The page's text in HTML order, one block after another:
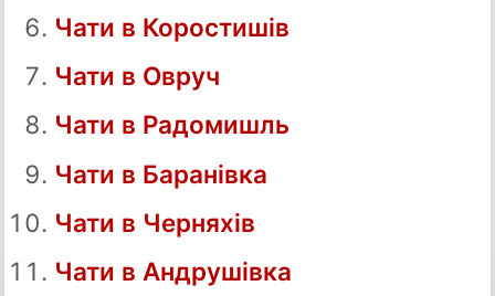
Чати в Коростишів
Чати в Овруч
Чати в Радомишль
Чати в Баранівка
Чати в Черняхів
Чати в Андрушівка